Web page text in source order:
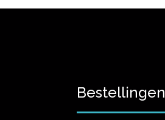
Bestellingen